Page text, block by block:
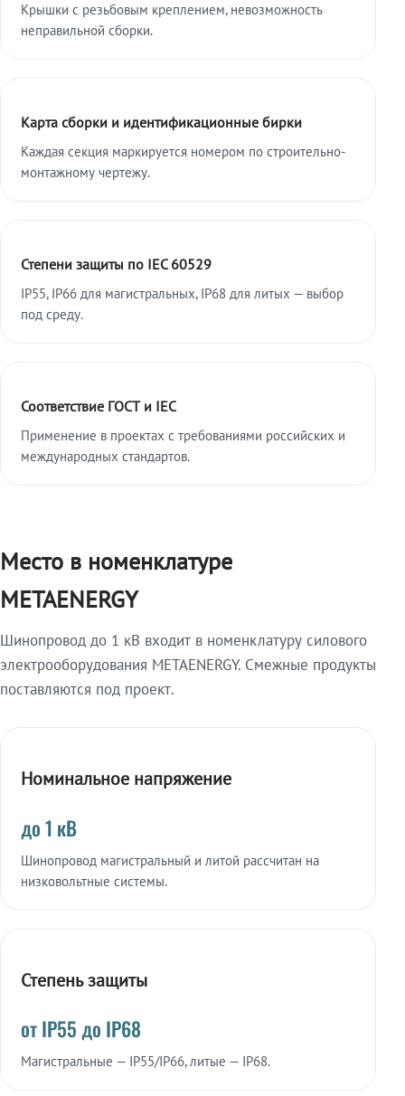
Крышки с резьбовым креплением, невозможность
неправильной сборки.
Карта сборки и идентификационные бирки
Каждая секция маркируется номером по строительно-
монтажному чертежу.
Степени защиты по IEC 60529
IP55, IP66 для магистральных, IP68 для литых — выбор
под среду.
Соответствие ГОСТ и IEC
Применение в проектах с требованиями российских и
международных стандартов.
Место в номенклатуре
METAENERGY
Шинопровод до 1 кВ входит в номенклатуру силового
электрооборудования METAENERGY. Смежные продукты
поставляются под проект.
Номинальное напряжение
до 1 кВ
Шинопровод магистральный и литой рассчитан на
низковольтные системы.
Степень защиты
от IP55 до IP68
Магистральные — IP55/IP66, литые — IP68.